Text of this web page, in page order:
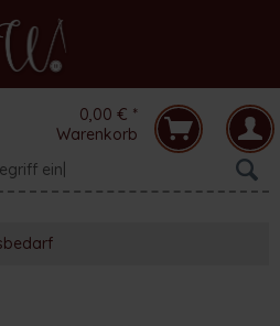
0,00 € *
Warenkorb